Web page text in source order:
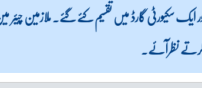
ایک سکیورٹی گارڈ میں تقسیم کئے گئے۔ ملازمین
کرتے نظرآئے۔